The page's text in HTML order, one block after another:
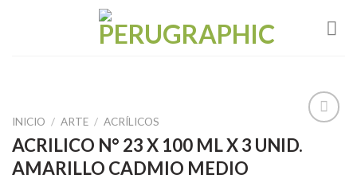
INICIO / ARTE / ACRÍLICOS
ACRILICO N° 23 X 100 ML X 3 UNID.
AMARILLO CADMIO MEDIO